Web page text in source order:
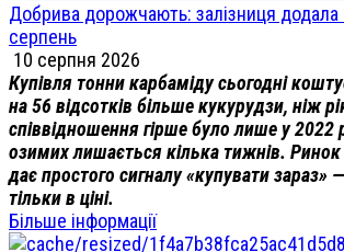
Добрива дорожчають: залізниця додала
серпень
10 серпня 2026
Купівля тонни карбаміду сьогодні
на 56 відсотків більше кукурудзи, ніж
співвідношення гірше було лише у 2022
озимих лишається кілька тижнів.
дає простого сигналу «купувати зараз»
тільки в ціні.
Більше інформації